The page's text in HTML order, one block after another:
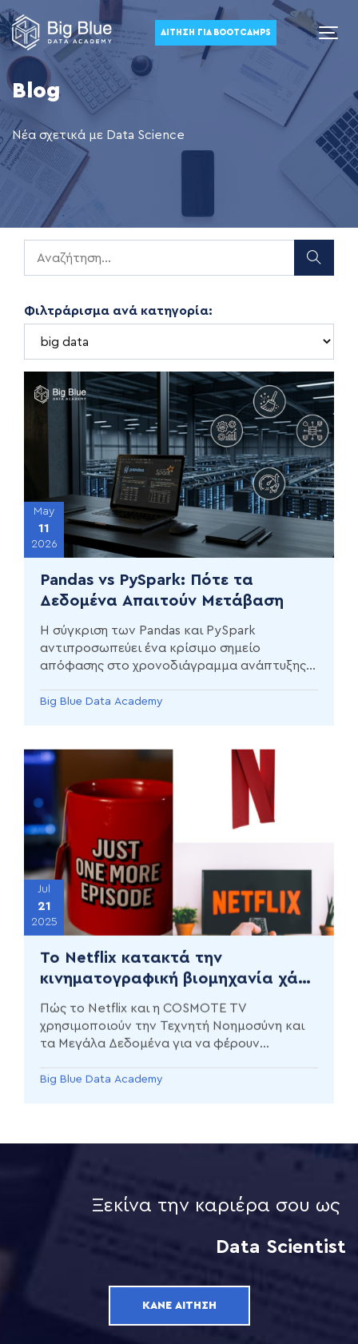
ΑΊΤΗΣΗ ΓΙΑ BOOTCAMPS
Blog
Νέα σχετικά με Data Science
Φιλτράρισμα ανά κατηγορία:
May
11
2026
Pandas vs PySpark: Πότε τα
Δεδομένα Απαιτούν Μετάβαση
Η σύγκριση των Pandas και PySpark
αντιπροσωπεύει ένα κρίσιμο σημείο
απόφασης στο χρονοδιάγραμμα ανάπτυξης
Big Blue Data Academy
Jul
21
2025
Το Netflix κατακτά την
κινηματογραφική βιομηχανία χάρη
στο Big Data
Πώς το Netflix και η COSMOTE TV
χρησιμοποιούν την Τεχνητή Νοημοσύνη και
τα Μεγάλα Δεδομένα για να φέρουν
Big Blue Data Academy
Ξεκίνα την καριέρα σου ως
Data Scientist
ΚΆΝΕ ΑΊΤΗΣΗ